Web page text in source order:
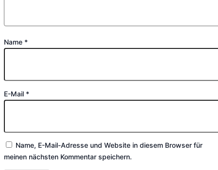
Name *
E-Mail *
Name, E-Mail-Adresse und Website in diesem Browser für
meinen nächsten Kommentar speichern.